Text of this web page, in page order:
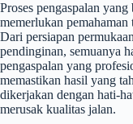
Proses pengaspalan
memerlukan
Dari persiapan
pendinginan, semuanya
pengaspalan yang
memastikan hasil yang
dikerjakan dengan hati-
merusak kualitas jalan.